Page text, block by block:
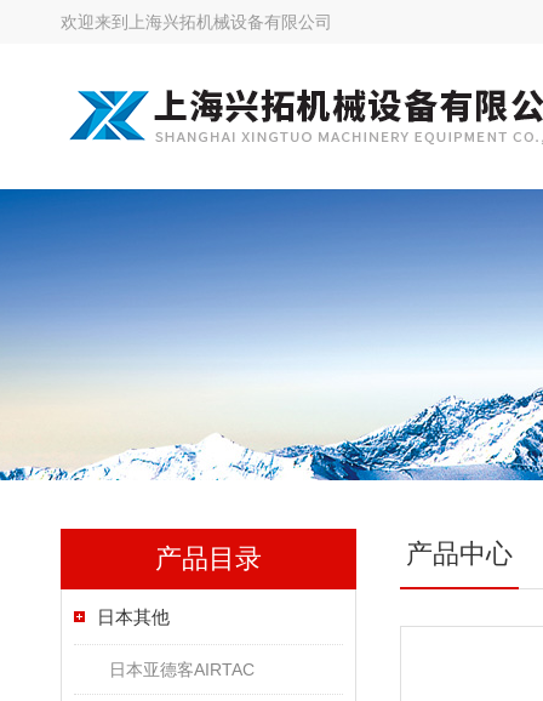
欢迎来到 上海兴拓机械设备有限公司
产品目录
日本其他
日本亚德客AIRTAC
产品中心